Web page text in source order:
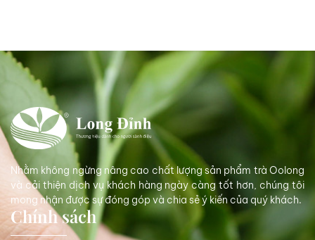
Nhằm không ngừng nâng cao chất lượng sản phẩm trà Oolong
và cải thiện dịch vụ khách hàng ngày càng tốt hơn, chúng tôi
mong nhận được sự đóng góp và chia sẻ ý kiến của quý khách.
Chính sách